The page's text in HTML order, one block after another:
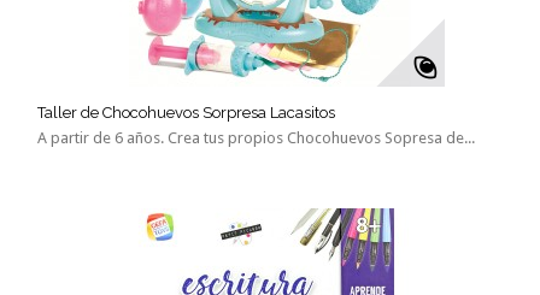
Taller de Chocohuevos Sorpresa Lacasitos
A partir de 6 años. Crea tus propios Chocohuevos Sopresa de...